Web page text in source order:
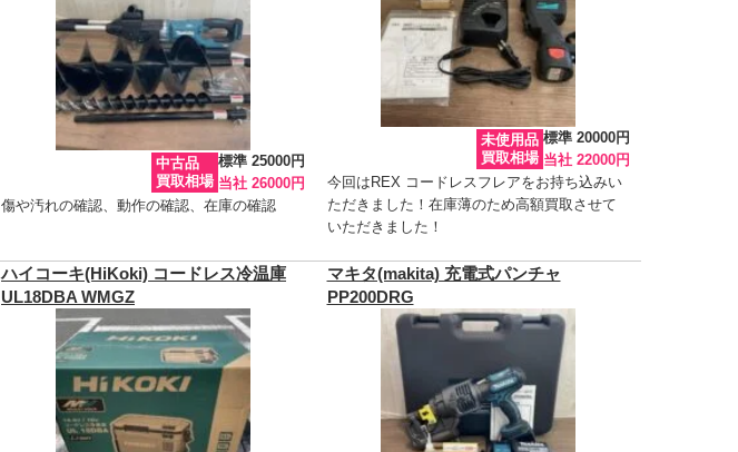
中古品
買取相場
標準 25000円
当社 26000円
傷や汚れの確認、動作の確認、在庫の確認
未使用品
買取相場
標準 20000円
当社 22000円
今回はREX コードレスフレアをお持ち込みい
ただきました！在庫薄のため高額買取させて
いただきました！
ハイコーキ(HiKoki) コードレス冷温庫
UL18DBA WMGZ
マキタ(makita) 充電式パンチャ
PP200DRG